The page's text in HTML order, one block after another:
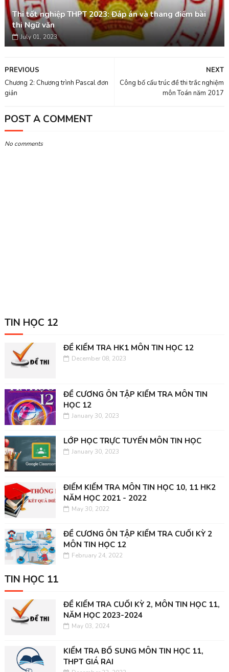
Thi tốt nghiệp THPT 2023: Đáp án và thang điểm bài
thi Ngữ văn
July 01, 2023
NEXT
Công bố cấu trúc đề thi trắc nghiệm
môn Toán năm 2017
PREVIOUS
Chương 2: Chương trình Pascal đơn
giản
POST A COMMENT
No comments
TIN HỌC 12
ĐỀ KIỂM TRA HK1 MÔN TIN HỌC 12
December 08, 2023
ĐỀ CƯƠNG ÔN TẬP KIỂM TRA MÔN TIN
HỌC 12
January 30, 2023
LỚP HỌC TRỰC TUYẾN MÔN TIN HỌC
January 30, 2023
ĐIỂM KIỂM TRA MÔN TIN HỌC 10, 11 HK2
NĂM HỌC 2021 - 2022
May 30, 2022
ĐỀ CƯƠNG ÔN TẬP KIỂM TRA CUỐI KỲ 2
MÔN TIN HỌC 12
February 24, 2022
TIN HỌC 11
ĐỀ KIỂM TRA CUỐI KỲ 2, MÔN TIN HỌC 11,
NĂM HỌC 2023-2024
May 03, 2024
KIỂM TRA BỔ SUNG MÔN TIN HỌC 11,
THPT GIÁ RAI